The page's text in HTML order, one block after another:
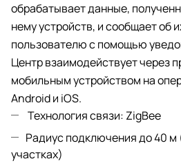
обрабатывает данные,
нему устройств, и сообщает об
пользователю с помощью
Центр взаимодействует через
мобильным устройством на
Android и iOS.
Технология связи: ZigBee
Радиус подключения до 40 м
участках)